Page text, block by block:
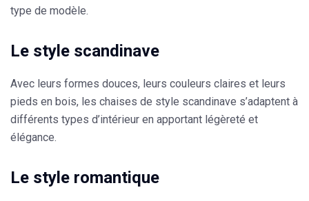
type de modèle.
Le style scandinave
Avec leurs formes douces, leurs couleurs claires et leurs
pieds en bois, les chaises de style scandinave s’adaptent à
différents types d’intérieur en apportant légèreté et
élégance.
Le style romantique